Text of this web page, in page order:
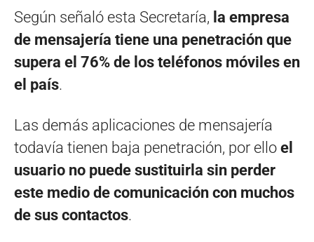
Según señaló esta Secretaría, la empresa
de mensajería tiene una penetración que
supera el 76% de los teléfonos móviles en
el país.
Las demás aplicaciones de mensajería
todavía tienen baja penetración, por ello el
usuario no puede sustituirla sin perder
este medio de comunicación con muchos
de sus contactos.